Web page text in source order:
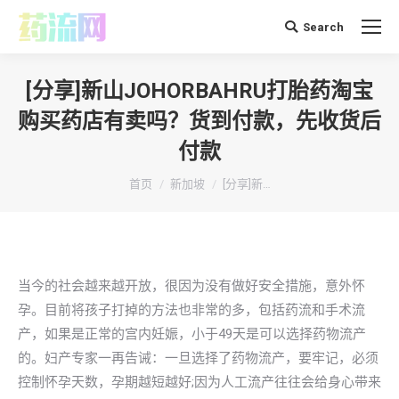
搜 Search
[分享]新山JOHORBAHRU打胎药淘宝
购买药店有卖吗？货到付款，先收货后
付款
你在这里：
首页 新加坡 [分享]新…
当今的社会越来越开放，很因为没有做好安全措施，意外怀
孕。目前将孩子打掉的方法也非常的多，包括药流和手术流
产，如果是正常的宫内妊娠，小于49天是可以选择药物流产
的。妇产专家一再告诫：一旦选择了药物流产，要牢记，必须
控制怀孕天数，孕期越短越好;因为人工流产往往会给身心带来